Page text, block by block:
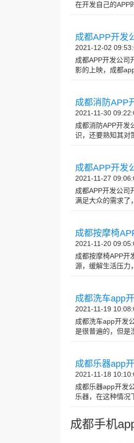
在开发自己的APP
成都APP开发
2021-12-02
成都APP开发公司
影的上映，成都
成都消防APP
2021-11-30
成都消防APP开发
识，还要熟知其对
成都APP开发
2021-11-27
成都APP开发公司
满足大众的需求了
成都按摩椅
2021-11-20
成都按摩椅APP开
源，缓解生活压力
成都洗车app
2021-11-19
成都洗车app开发
是很普遍的，但是
成都乐器app
2021-11-18
成都乐器app开发
乐器，在这种情况
成都手机